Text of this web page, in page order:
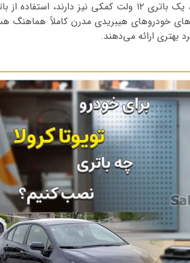
خودروهای هیبریدی مدرن کاملاً هماهنگ
بهتری ارائه می‌دهند.